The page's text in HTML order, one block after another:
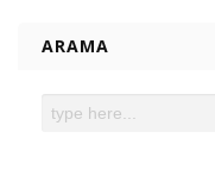
ARAMA